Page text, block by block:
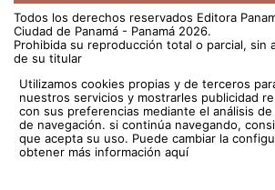
Todos los derechos reservados Editora
Ciudad de Panamá - Panamá 2026.
Prohibida su reproducción total o parcial, sin
de su titular
Utilizamos cookies propias y de terceros
nuestros servicios y mostrarles publicidad
con sus preferencias mediante el análisis
de navegación. si continúa navegando,
que acepta su uso. Puede cambiar la
obtener más información aquí